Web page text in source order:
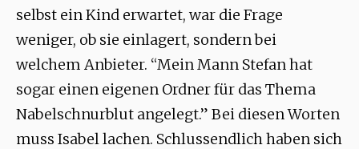
selbst ein Kind erwartet, war die Frage
weniger, ob sie einlagert, sondern bei
welchem Anbieter. “Mein Mann Stefan hat
sogar einen eigenen Ordner für das Thema
Nabelschnurblut angelegt.” Bei diesen Worten
muss Isabel lachen. Schlussendlich haben sich